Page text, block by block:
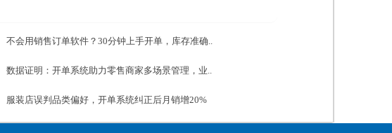
不会用销售订单软件？30分钟上手开单，库存准确..
数据证明：开单系统助力零售商家多场景管理，业..
服装店误判品类偏好，开单系统纠正后月销增20%